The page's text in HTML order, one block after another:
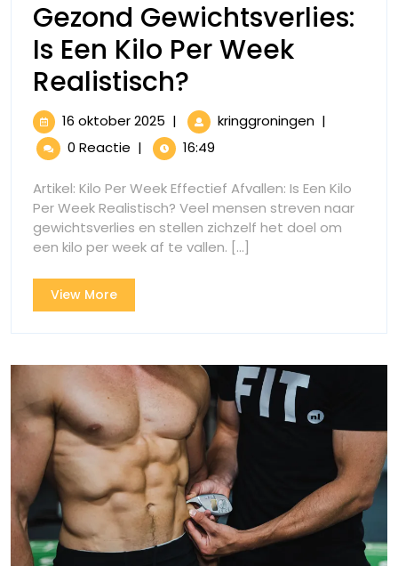
Gezond Gewichtsverlies:
Is Een Kilo Per Week
Realistisch?
Is
Een
Kilo
Per
16 oktober 2025 16
oktober
2025
| kringgroningenGezond
Kilo
Per
Week
|
0 Reactie | 16:49
Artikel: Kilo Per Week Effectief Afvallen: Is Een Kilo
Per Week Realistisch? Veel mensen streven naar
gewichtsverlies en stellen zichzelf het doel om
een kilo per week af te vallen. [...]
View MoreView
More